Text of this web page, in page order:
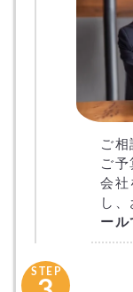
ご相
ご
会社
し
ール
STEP